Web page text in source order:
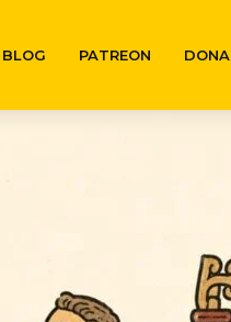
BLOG PATREON DONA